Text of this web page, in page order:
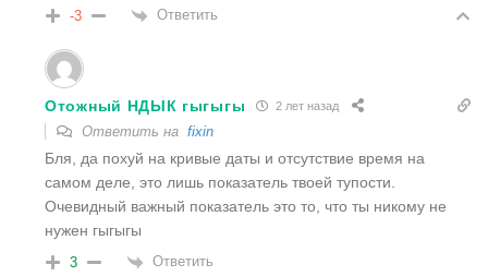
-3 Ответить
Отожный НДЫК гыгыгы 2 лет назад
Ответить на fixin
Бля, да похуй на кривые даты и отсутствие время на
самом деле, это лишь показатель твоей тупости.
Очевидный важный показатель это то, что ты никому не
нужен гыгыгы
3 Ответить